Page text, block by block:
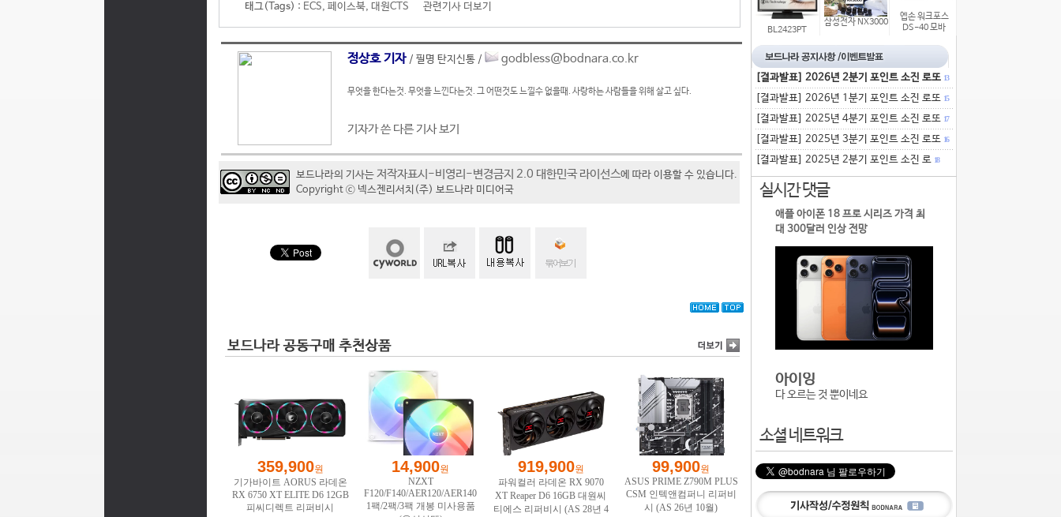
태그(Tags) : ECS, 페이스북, 대원CTS 관련기사 더보기
정상호 기자 / 필명 탄지신통 / godbless@bodnara.co.kr
무엇을 한다는것. 무엇을 느낀다는것. 그 어떤것도 느낄수 없을때. 사랑하는 사람들을 위해 살고 싶다.
기자가 쓴 다른 기사 보기
보드나라의 기사는 저작자표시-비영리-변경금지 2.0 대한민국 라이선스에 따라 이용할 수 있습니다.
Copyright ⓒ 넥스젠리서치(주) 보드나라 미디어국
BL2423PT
삼성전자 NX3000
엡손 워크포스
DS-40 모바
[결과발표] 2026년 2분기 포인트 소진 로또 13
[결과발표] 2026년 1분기 포인트 소진 로또 15
[결과발표] 2025년 4분기 포인트 소진 로또 17
[결과발표] 2025년 3분기 포인트 소진 로또 16
[결과발표] 2025년 2분기 포인트 소진 로 18
실시간 댓글
애플 아이폰 18 프로 시리즈 가격 최
대 300달러 인상 전망
아이잉
다 오르는 것 뿐이네요
소셜 네트워크